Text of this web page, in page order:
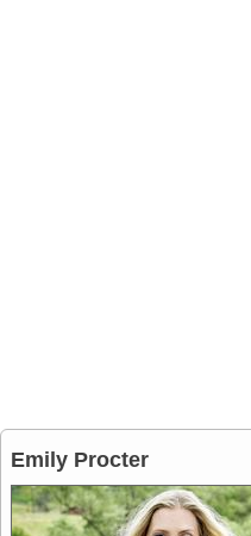
Emily Procter